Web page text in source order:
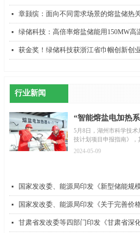
넷
넷
넷 获金奖！绿储科技获浙江省巾帼创新创
行业新闻
넷
넷
넷
“智能熔盐电加热
年重点研发计划
5月8日，湖州市科学技术
技计划项目申报指南》
出：实施数字经济、高端
（工业领域）成功入选。
2024-05-09